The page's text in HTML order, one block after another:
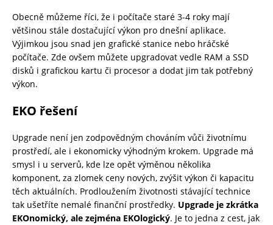
Obecně můžeme říci, že i počítače staré 3-4 roky mají
většinou stále dostačující výkon pro dnešní aplikace.
Výjimkou jsou snad jen grafické stanice nebo hráčské
počítače. Zde ovšem můžete upgradovat vedle RAM a SSD
disků i grafickou kartu či procesor a dodat jim tak potřebný
výkon.
EKO řešení
Upgrade není jen zodpovědným chováním vůči životnímu
prostředí, ale i ekonomicky výhodným krokem. Upgrade má
smysl i u serverů, kde lze opět výměnou několika
komponent, za zlomek ceny nových, zvýšit výkon či kapacitu
těch aktuálních. Prodloužením životnosti stávající technice
tak ušetříte nemalé finanční prostředky. Upgrade je zkrátka
EKOnomický, ale zejména EKOlogický. Je to jedna z cest, jak